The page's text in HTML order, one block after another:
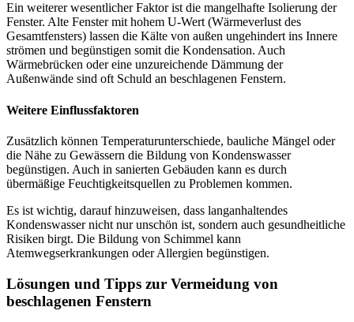
Ein weiterer wesentlicher Faktor ist die mangelhafte Isolierung der
Fenster. Alte Fenster mit hohem U-Wert (Wärmeverlust des
Gesamtfensters) lassen die Kälte von außen ungehindert ins Innere
strömen und begünstigen somit die Kondensation. Auch
Wärmebrücken oder eine unzureichende Dämmung der
Außenwände sind oft Schuld an beschlagenen Fenstern.
Weitere Einflussfaktoren
Zusätzlich können Temperaturunterschiede, bauliche Mängel oder
die Nähe zu Gewässern die Bildung von Kondenswasser
begünstigen. Auch in sanierten Gebäuden kann es durch
übermäßige Feuchtigkeitsquellen zu Problemen kommen.
Es ist wichtig, darauf hinzuweisen, dass langanhaltendes
Kondenswasser nicht nur unschön ist, sondern auch gesundheitliche
Risiken birgt. Die Bildung von Schimmel kann
Atemwegserkrankungen oder Allergien begünstigen.
Lösungen und Tipps zur Vermeidung von
beschlagenen Fenstern